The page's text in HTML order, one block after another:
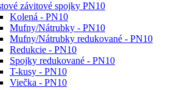
závitové spojky PN10
Kolená - PN10
Mufny/Nátrubky - PN10
Mufny/Nátrubky redukované - PN10
Redukcie - PN10
Spojky redukované - PN10
T-kusy - PN10
Viečka - PN10